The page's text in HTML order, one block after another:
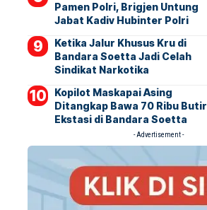
Pamen Polri, Brigjen Untung
Jabat Kadiv Hubinter Polri
Ketika Jalur Khusus Kru di
Bandara Soetta Jadi Celah
Sindikat Narkotika
Kopilot Maskapai Asing
Ditangkap Bawa 70 Ribu Butir
Ekstasi di Bandara Soetta
- Advertisement -